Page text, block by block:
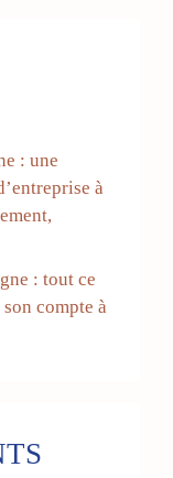
: une
à
: tout ce
compte à